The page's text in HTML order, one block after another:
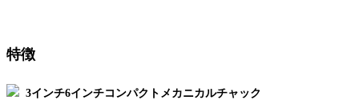
特徴
3インチ6インチコンパクトメカニカルチャック